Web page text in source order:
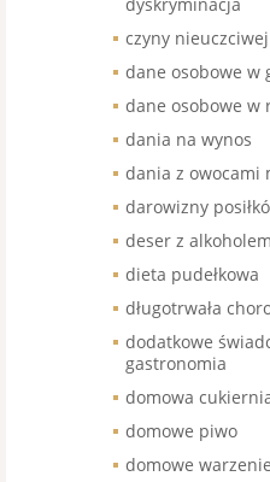
czyny
dane osobowe w
dane osobowe w
dania na wynos
dania z owocami
darowizny
deser z
dieta pudełkowa
długotrwała
dodatkowe
gastronomia
domowa
domowe piwo
domowe